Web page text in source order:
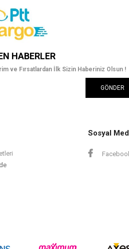
HABERLER
ve Fırsatlardan İlk Sizin Haberiniz Olsun !
GÖNDER
Sosyal